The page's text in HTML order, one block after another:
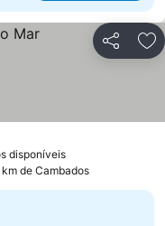
Partilhar
disponíveis
de Cambados